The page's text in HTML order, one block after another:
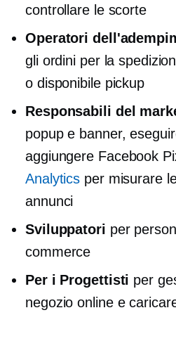
controllare le scorte
Operatori
gli ordini per la
o disponibilepickup
Responsabili del
popup e banner,
aggiungere Facebook
Analytics per misurare
annunci
Sviluppatori per
commerce
Per i Progettisti per
negozio online e